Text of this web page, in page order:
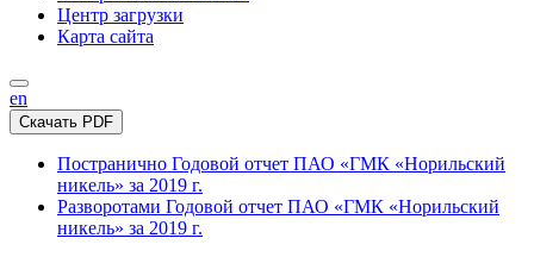
Центр загрузки
Карта сайта
en
Скачать PDF
Постранично Годовой отчет ПАО «ГМК «Норильский
никель» за 2019 г.
Разворотами Годовой отчет ПАО «ГМК «Норильский
никель» за 2019 г.